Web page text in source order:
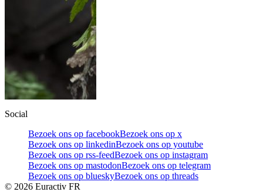
Social
Bezoek ons op facebookBezoek ons op x
Bezoek ons op linkedinBezoek ons op youtube
Bezoek ons op rss-feedBezoek ons op instagram
Bezoek ons op mastodonBezoek ons op telegram
Bezoek ons op blueskyBezoek ons op threads
© 2026 Euractiv FR